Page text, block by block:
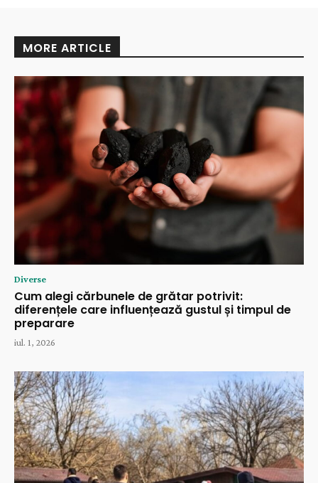
MORE ARTICLE
Diverse
Cum alegi cărbunele de grătar potrivit:
diferențele care influențează gustul și timpul de
preparare
iul. 1, 2026